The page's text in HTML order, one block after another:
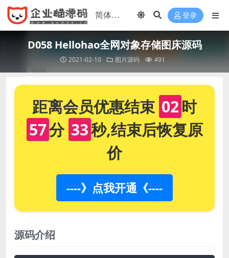
登录
D058 Hellohao全网对象存储图床源码
2021-02-10 图片源码 491
距离会员优惠结束 02时
57分 32秒,结束后恢复原
价
----》点我开通《----
源码介绍